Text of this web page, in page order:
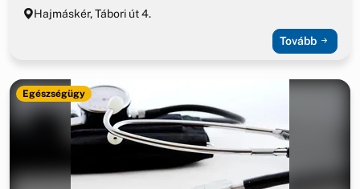
Hajmáskér, Tábori út 4.
Tovább
Egészségügy